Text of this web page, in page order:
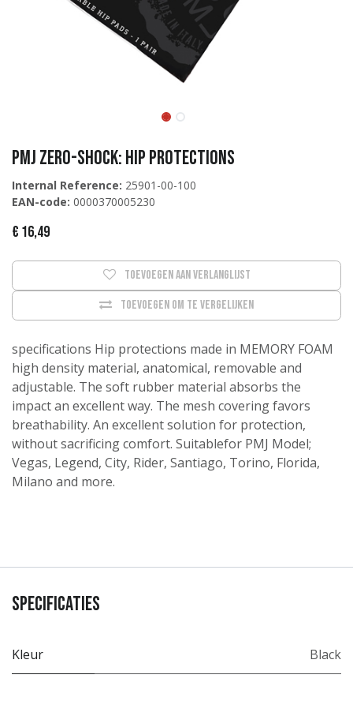
PMJ Zero-Shock: Hip protections
Internal Reference: 25901-00-100
EAN-code: 0000370005230
€ 16,49
Toevoegen om te vergelijken
Toevoegen aan verlanglijst
specifications Hip protections made in MEMORY FOAM
high density material, anatomical, removable and
adjustable. The soft rubber material absorbs the
impact an excellent way. The mesh covering favors
breathability. An excellent solution for protection,
without sacrificing comfort. Suitablefor PMJ Model;
Vegas, Legend, City, Rider, Santiago, Torino, Florida,
Milano and more.
Specificaties
Kleur Black